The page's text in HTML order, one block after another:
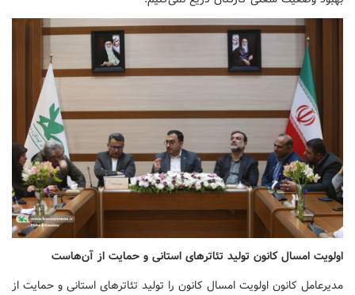
اولویت امسال کانون تولید تئاترهای استانی و حمایت از آن‌هاست
مدیرعامل کانون اولویت امسال کانون را تولید تئاترهای استانی و حمایت از